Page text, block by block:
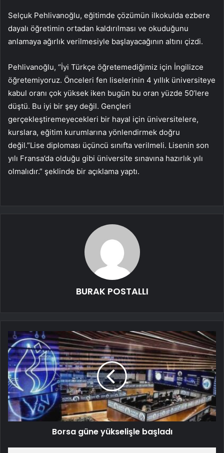
Selçuk Pehlivanoğlu, eğitimde çözümün ilkokulda ezbere
dayalı öğretimin ortadan kaldırılması ve okuduğunu
anlamaya ağırlık verilmesiyle başlayacağının altını çizdi.
Pehlivanoğlu, “İyi Türkçe öğretemediğimiz için İngilizce
öğretemiyoruz. Önceleri fen liselerinin 4 yıllık üniversiteye
kabul oranı çok yüksek iken bugün bu oran yüzde 50’lere
düştü. Bu iyi bir şey değil. Gençleri
gerçekleştiremeyecekleri bir hayal için üniversitelere,
kurslara, eğitim kurumlarına yönlendirmek doğru
değil.”Lise diploması üçüncü sınıfta verilmeli. Lisenin son
yılı Fransa’da olduğu gibi üniversite sınavına hazırlık yılı
olmalıdır.” şeklinde bir açıklama yaptı.
BURAK POSTALLI
Borsa güne yükselişle başladı